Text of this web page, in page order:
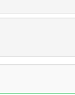
are most welcome.